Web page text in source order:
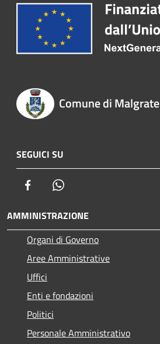
Comune di Malgrate
SEGUICI SU
Facebook
AMMINISTRAZIONE
Organi di Governo
Aree Amministrative
Uffici
Enti e fondazioni
Politici
Personale Amministrativo